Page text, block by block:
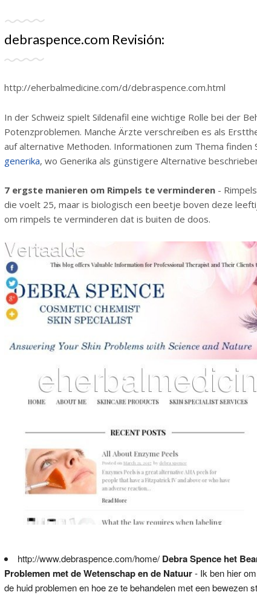
debraspence.com Revisión:
http://eherbalmedicine.com/d/debraspence.com.html
In der Schweiz spielt Sildenafil eine wichtige Rolle bei der
Potenzproblemen. Manche Ärzte verschreiben es als
auf alternative Methoden. Informationen zum Thema finden
generika, wo Generika als günstigere Alternative
7 ergste manieren om Rimpels te verminderen -
die voelt 25, maar is biologisch een beetje boven deze
om rimpels te verminderen dat is buiten de doos.
http://www.debraspence.com/home/ Debra Spence het
Problemen met de Wetenschap en de Natuur- Ik ben hier
de huid problemen en hoe ze te behandelen met een bewezen